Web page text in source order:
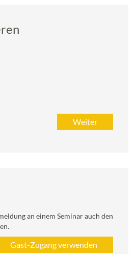
an einem Seminar auch den